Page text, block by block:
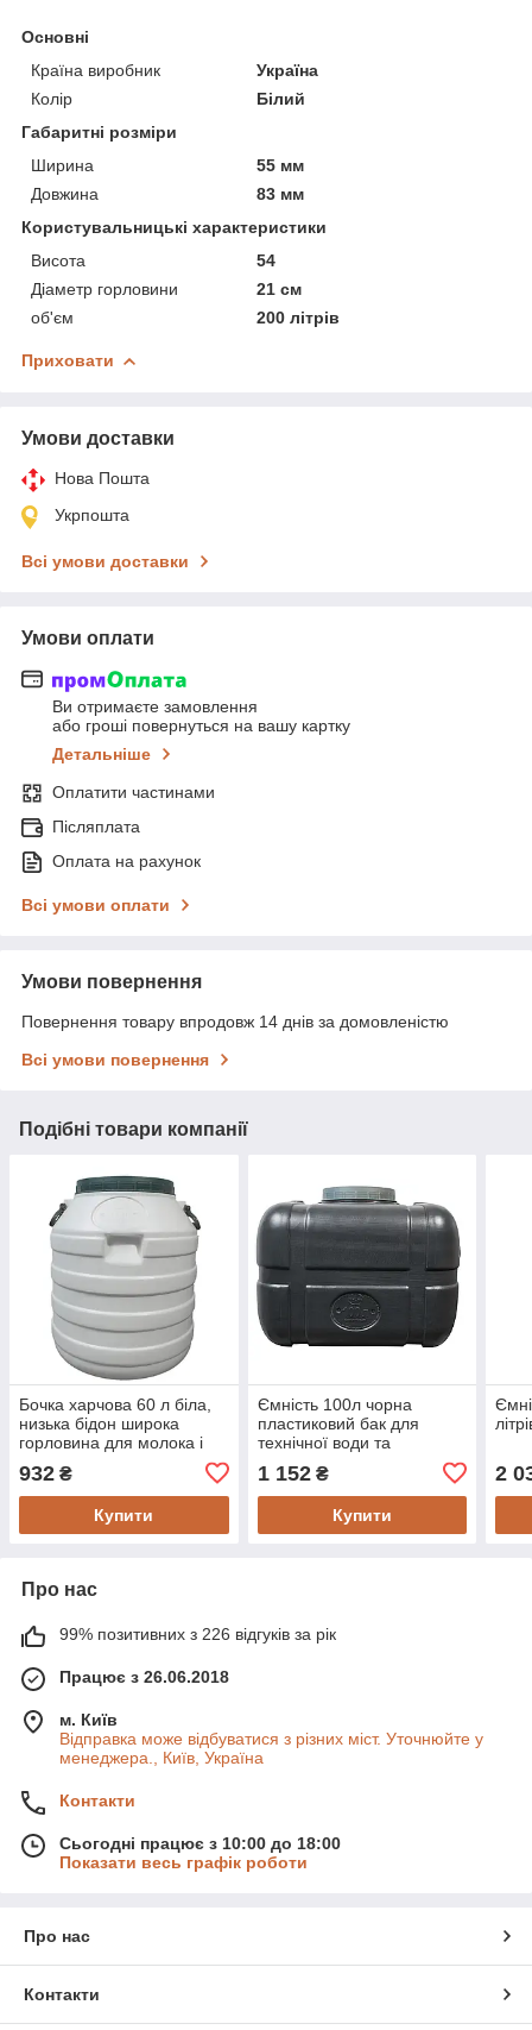
Основні
Країна виробник
Україна
Колір
Білий
Габаритні розміри
Ширина
55 мм
Довжина
83 мм
Користувальницькі характеристики
Висота
54
Діаметр горловини
21 см
об'єм
200 літрів
Приховати
Умови доставки
Нова Пошта
Укрпошта
Всі умови доставки
Умови оплати
Ви отримаєте замовлення
або гроші повернуться на вашу картку
Детальніше
Оплатити частинами
Післяплата
Оплата на рахунок
Всі умови оплати
Умови повернення
Повернення товару впродовж 14 днів за домовленістю
Всі умови повернення
Подібні товари компанії
Бочка харчова 60 л біла,
низька бідон широка
горловина для молока і
932 ₴
Купити
Ємність 100л чорна
пластиковий бак для
технічної води та
1 152₴
Купити
2
Про нас
99% позитивних з 226 відгуків за рік
Працює з 26.06.2018
м. Київ
Відправка може відбуватися з різних міст. Уточнюйте у
менеджера., Київ, Україна
Контакти
Сьогодні працює з 10:00 до 18:00
Показати весь графік роботи
Про нас
Контакти